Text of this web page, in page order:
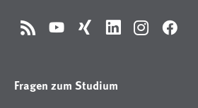
RSS YouTubeXing LinkedInInstagram
Fragen zum Studium
EXTERNE MEDIEN
externen Medien Cookies gesetzt.